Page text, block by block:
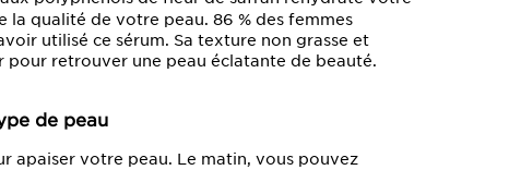
qualité de votre peau. 86 % des femmes
utilisé ce sérum. Sa texture non grasse et
retrouver une peau éclatante de beauté.
de peau
apaiser votre peau. Le matin, vous pouvez